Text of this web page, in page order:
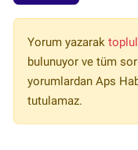
Yorum yazarak
bulunuyor ve tüm
yorumlardan Aps
tutulamaz.